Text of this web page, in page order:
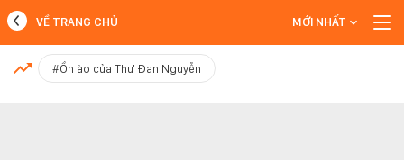
MỚI NHẤT
VỀ TRANG CHỦ MỚI NHẤT
#Ồn ào của Thư Đan Nguyễn